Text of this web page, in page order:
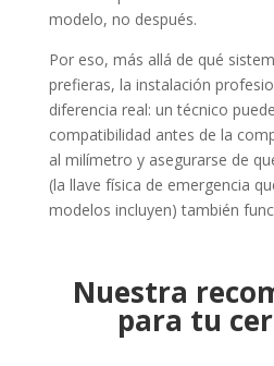
modelo, no después.
Por eso, más allá de qué
prefieras, la instalación
diferencia real: un técnico
compatibilidad antes de la
al milímetro y asegurarse de
(la llave física de emergencia
modelos incluyen) también
Nuestra
para tu